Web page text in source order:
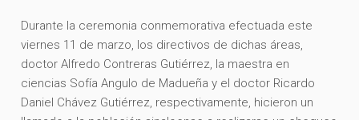
Durante la ceremonia conmemorativa efectuada este
viernes 11 de marzo, los directivos de dichas áreas,
doctor Alfredo Contreras Gutiérrez, la maestra en
ciencias Sofía Angulo de Madueña y el doctor Ricardo
Daniel Chávez Gutiérrez, respectivamente, hicieron un